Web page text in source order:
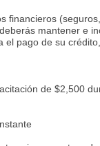
financieros
mantener e
el pago de su
de $2,500